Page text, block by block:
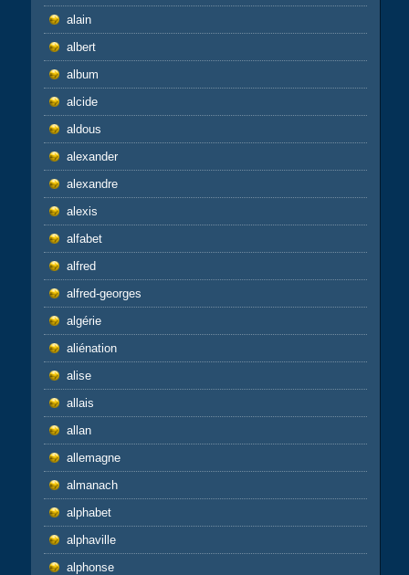
alain
albert
album
alcide
aldous
alexander
alexandre
alexis
alfabet
alfred
alfred-georges
algérie
aliénation
alise
allais
allan
allemagne
almanach
alphabet
alphaville
alphonse